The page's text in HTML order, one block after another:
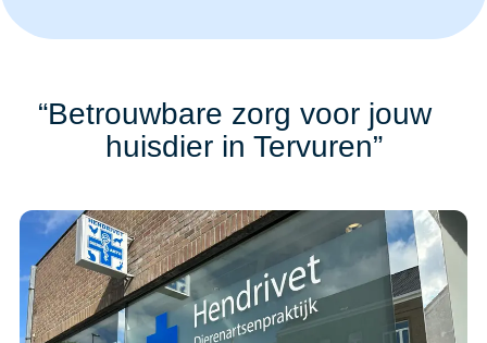
“Betrouwbare zorg voor jouw
huisdier in Tervuren”